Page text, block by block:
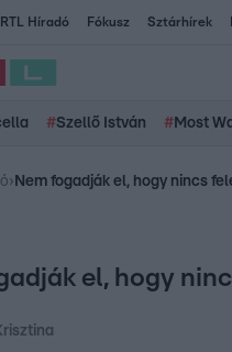
RTL Híradó Fókusz Sztárhírek
#Szellő István # Most
› Nem fogadják el, hogy nincs
el, hogy